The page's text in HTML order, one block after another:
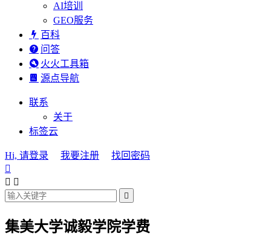
AI培训
GEO服务
百科
问答
火火工具箱
源点导航
联系
关于
标签云
Hi, 请登录 我要注册
找回密码

 

集美大学诚毅学院学费